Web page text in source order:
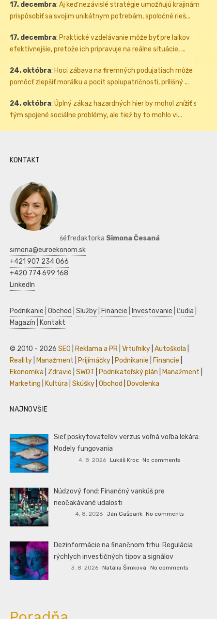
17. decembra: Aj keď nezávislé stratégie umožňujú krajinám
prispôsobiť sa svojim unikátnym potrebám, spoločné rieš...
17. decembra: Praktické vzdelávanie môže byť pre laikov
efektívnejšie, pretože ich pripravuje na reálne situácie, ...
24. októbra: Hoci zábava na firemných podujatiach môže
pomôcť zlepšiť morálku a pocit spolupatričnosti, prílišný ...
24. októbra: Úplný zákaz hazardných hier by mohol znížiť s
tým spojené sociálne problémy, ale tiež by to mohlo vi...
KONTAKT
šéfredaktorka Simona Česaná
simona@euroekonom.sk
+421 907 234 066
+420 774 699 168
LinkedIn
Podnikanie Obchod Služby Financie Investovanie Ľudia
Magazín
Kontakt
© 2010 - 2026 SEO Reklama a PR Vrtuľníky Autoškola
Reality
Manažment Prijímáčky Podnikanie Financie
Ekonomika
Zdravie SWOT Podnikateľský plán Manažment
Marketing
Kultúra Skúšky Obchod Dovolenka
NAJNOVŠIE
Sieť poskytovateľov verzus voľná voľba lekára:
Modely fungovania
4. 8. 2026 Lukáš Kroc No comments
Núdzový fond: Finančný vankúš pre
neočakávané udalosti
4. 8. 2026 Ján Gašparík No comments
Dezinformácie na finančnom trhu: Regulácia
rýchlych investičných tipov a signálov
3. 8. 2026 Natália Šimková No comments